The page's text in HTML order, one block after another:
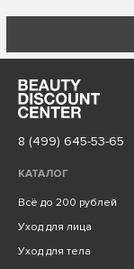
8 (499) 645-53-65
КАТАЛОГ
Всё до 200 рублей
Уход для лица
Уход для тела